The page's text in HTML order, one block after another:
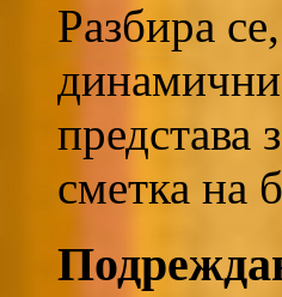
Разбира
представа
сметка на